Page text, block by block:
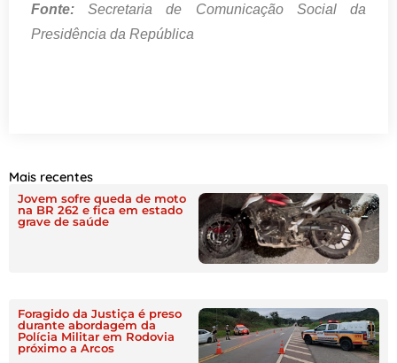
Fonte: Secretaria de Comunicação Social da
Presidência da República
Mais recentes
Jovem sofre queda de moto
na BR 262 e fica em estado
grave de saúde
Foragido da Justiça é preso
durante abordagem da
Polícia Militar em Rodovia
próximo a Arcos